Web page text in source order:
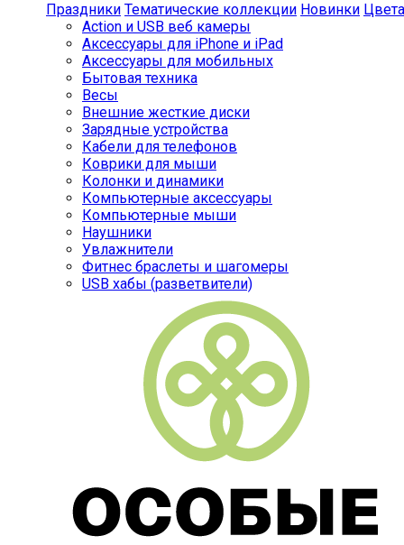
Праздники Тематические коллекции Новинки Цвета
Action и USB веб камеры
Аксессуары для iPhone и iPad
Аксессуары для мобильных
Бытовая техника
Весы
Внешние жесткие диски
Зарядные устройства
Кабели для телефонов
Коврики для мыши
Колонки и динамики
Компьютерные аксессуары
Компьютерные мыши
Наушники
Увлажнители
Фитнес браслеты и шагомеры
USB хабы (разветвители)